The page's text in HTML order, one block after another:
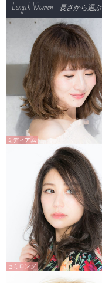
Length Women 長さから選ぶ
ミディアム
セミロング